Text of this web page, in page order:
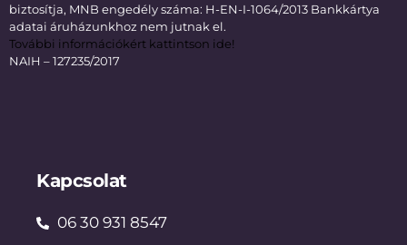
biztosítja, MNB engedély száma: H-EN-I-1064/2013 Bankkártya
adatai áruházunkhoz nem jutnak el.
További információkért kattintson ide!
NAIH – 127235/2017
Kapcsolat
06 30 931 8547